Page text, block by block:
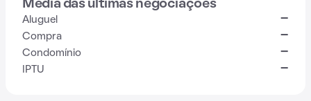
Média das últimas negociações
Aluguel -
Compra -
Condomínio -
IPTU -